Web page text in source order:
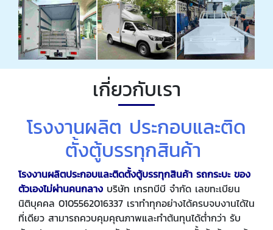
เกี่ยวกับเรา
โรงงานผลิต ประกอบและติด
ตั้งตู้บรรทุกสินค้า
โรงงานผลิตประกอบและติดตั้งตู้บรรทุกสินค้า รถกระบะ ของ
ตัวเองไม่ผ่านคนกลาง บริษัท เกรทบีบี จำกัด เลขทะเบียน
นิติบุคคล 0105562016337 เราทำทุกอย่างได้ครบจบงานได้ใน
ที่เดียว สามารถควบคุมคุณภาพและทำต้นทุนได้ต่ำกว่า รับ